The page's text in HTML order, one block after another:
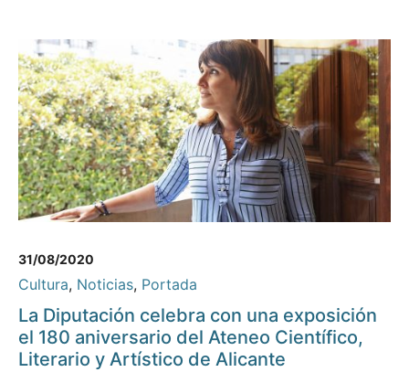
31/08/2020
Cultura, Noticias, Portada
La Diputación celebra con una exposición
el 180 aniversario del Ateneo Científico,
Literario y Artístico de Alicante